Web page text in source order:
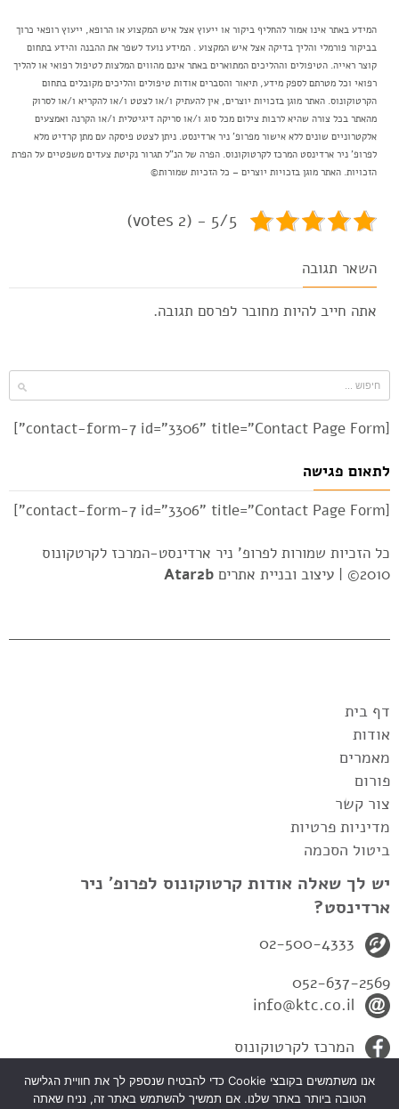
המידע באתר אינו אמור להחליף ביקור או ייעוץ אצל איש המקצוע או הרופא, ייעוץ רופאי כרוך
בביקור פורמלי והליך בדיקה אצל איש המקצוע . המידע נועד לשפר את ההבנה והידע בתחום
קוצר ראייה. הטיפולים וההליכים המתוארים באתר אינם מהווים המלצות לטיפול רפואי או להליך
רפואי וכל מטרתם לספק מידע, תיאור והסברים אודות טיפולים והליכים מקובלים בתחום
הקרטוקונוס. האתר מוגן בזכויות יוצרים, אין להעתיק ו/או לצטט ו/או להקריא ו/או לסרוק
מהאתר בכל צורה שהיא לרבות צילום מכל סוג ו/או סריקה דיגיטלית ו/או הקרנה ואמצעים
אלקטרוניים שונים ללא אישור מפרופ' ניר ארדינסט. ניתן לצטט פיסקה עם מתן קרדיט מלא
לפרופ' ניר ארדינסט המרכז לקרטוקונוס. הפרה של הנ"ל תגרור נקיטת צעדים משפטיים על הפרת
הזכויות. האתר מוגן בזכויות יוצרים – כל הזכיות שמורות©
5/5 - (2 votes)
השאר תגובה
אתה חייב להיות מחובר לפרסם תגובה.
[contact-form-7 id="3306" title="Contact Page Form"]
לתאום פגישה
[contact-form-7 id="3306" title="Contact Page Form"]
כל הזכיות שמורות לפרופ' ניר ארדינסט-המרכז לקרטקונוס
2010© |
עיצוב ובניית אתרים Atar2b
דף בית
אודות
מאמרים
פורום
צור קשר
מדיניות פרטיות
ביטול הסכמה
יש לך שאלה אודות קרטוקונוס לפרופ' ניר
ארדינסט?
02-500-4333
052-637-2569
info@ktc.co.il
המרכז לקרטוקונוס
אנו משתמשים בקובצי Cookie כדי להבטיח שנספק לך את חוויית הגלישה
הטובה ביותר באתר שלנו. אם תמשיך להשתמש באתר זה, נניח שאתה